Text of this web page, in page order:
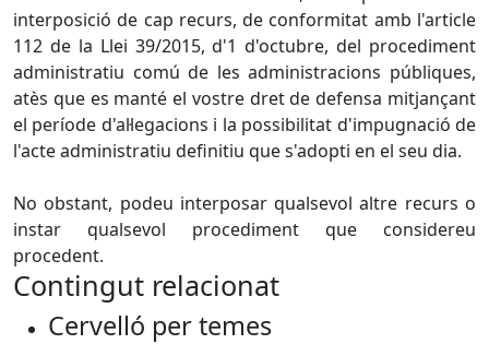
interposició de cap recurs, de conformitat amb l'article
112 de la Llei 39/2015, d'1 d'octubre, del procediment
administratiu comú de les administracions públiques,
atès que es manté el vostre dret de defensa mitjançant
el període d'al·legacions i la possibilitat d'impugnació de
l'acte administratiu definitiu que s'adopti en el seu dia.
No obstant, podeu interposar qualsevol altre recurs o
instar qualsevol procediment que considereu
procedent.
Contingut relacionat
Cervelló per temes